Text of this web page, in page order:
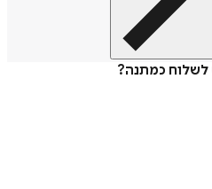
לשלוח כמתנה?